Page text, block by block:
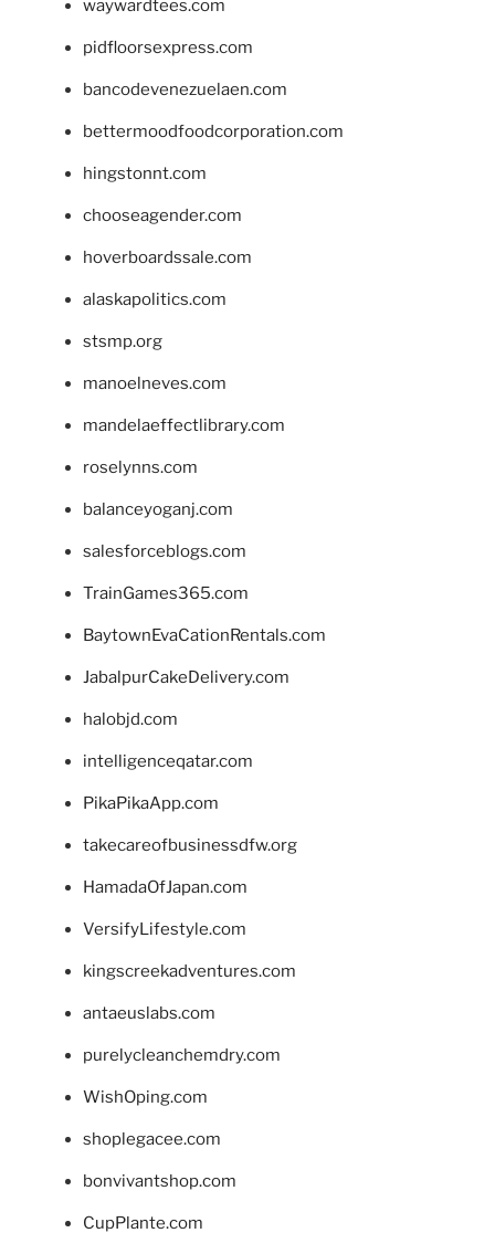
waywardtees.com
pidfloorsexpress.com
bancodevenezuelaen.com
bettermoodfoodcorporation.com
hingstonnt.com
chooseagender.com
hoverboardssale.com
alaskapolitics.com
stsmp.org
manoelneves.com
mandelaeffectlibrary.com
roselynns.com
balanceyoganj.com
salesforceblogs.com
TrainGames365.com
BaytownEvaCationRentals.com
JabalpurCakeDelivery.com
halobjd.com
intelligenceqatar.com
PikaPikaApp.com
takecareofbusinessdfw.org
HamadaOfJapan.com
VersifyLifestyle.com
kingscreekadventures.com
antaeuslabs.com
purelycleanchemdry.com
WishOping.com
shoplegacee.com
bonvivantshop.com
CupPlante.com